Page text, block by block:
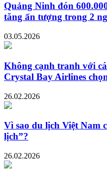
Quảng Ninh đón
tăng ấn tượng trong 2
03.05.2026
Không cạnh tranh với
Crystal Bay Airlines
26.02.2026
Vì sao du lịch Việt Nam
lịch”?
26.02.2026